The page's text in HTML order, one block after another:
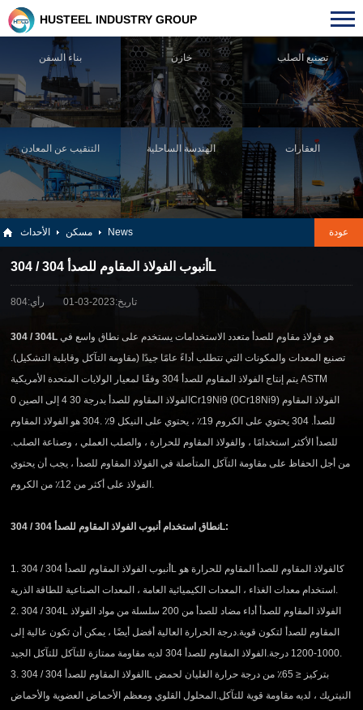
بناء السفن خازن تصنيع الصلب
التنقيب عن المعادن الهندسة الساحلية العقارات
HUSTEEL INDUSTRY GROUP
عودة مسكن الأحداث News
أنبوب الفولاذ المقاوم للصدأ 304 / 304L
تاريخ:2023-03-01 رأي:804
304 / 304Lهو فولاذ مقاوم للصدأ متعدد الاستخدامات يستخدم على نطاق واسع في
تصنيع المعدات والمكونات التي تتطلب أداءً عامًا جيدًا (مقاومة التآكل وقابلية التشكيل).
يتم إنتاج الفولاذ المقاوم للصدأ 304 وفقًا لمعيار الولايات المتحدة الأمريكية ASTM
الفولاذ المقاوم للصدأ بدرجة 30 4 إلى الصين 0Cr19Ni9 (0Cr18Ni9) الفولاذ المقاوم
للصدأ. 304 يحتوي على الكروم 19٪ ، يحتوي على النيكل 9٪ .304 هو الفولاذ المقاوم
للصدأ الأكثر استخدامًا ، والفولاذ المقاوم للحرارة ، والصلب العملي ، وصناعة الصلب.
من أجل الحفاظ على مقاومة التآكل المتأصلة في الفولاذ المقاوم للصدأ ، يجب أن يحتوي
الفولاذ على أكثر من 12٪ من الكروم.
نطاق استخدام أنبوب الفولاذ المقاوم للصدأ 304 / 304L:
1. أنبوب الفولاذ المقاوم للصدأ 304 / 304L كالفولاذ المقاوم للصدأ المقاوم للحرارة هو
استخدام معدات الغذاء ، المعدات الكيميائية العامة ، المعدات الصناعية للطاقة الذرية.
2. 304 / 304L الفولاذ المقاوم للصدأ أداء مضاد للصدأ من 200 سلسلة من مواد الفولاذ
المقاوم للصدأ لتكون قوية.درجة الحرارة العالية أفضل أيضًا ، يمكن أن تكون عالية إلى
1000-1200 درجة.الفولاذ المقاوم للصدأ 304 لديه مقاومة ممتازة للتآكل للتآكل الجيد.
3. الفولاذ المقاوم للصدأ 304 / 304L بتركيز ≤ 65٪ من درجة حرارة الغليان لحمض
النيتريك ، لديه مقاومة قوية للتآكل.المحلول القلوي ومعظم الأحماض العضوية والأحماض